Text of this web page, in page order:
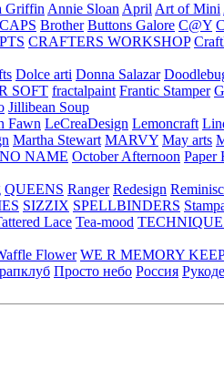
Griffin Annie Sloan April Art of Mini
Brother Buttons Galore C@Y
CRAFTERS WORKSHOP
Dolce arti Donna Salazar
SOFT fractalpaint Frantic Stamper
Jillibean Soup
Fawn LeCreaDesign Lemoncraft
Martha Stewart MARVY May arts
NO NAME October Afternoon Paper
QUEENS Ranger Redesign
SIZZIX SPELLBINDERS
Lace Tea-mood
Flower WE R MEMORY
Просто небо Россия